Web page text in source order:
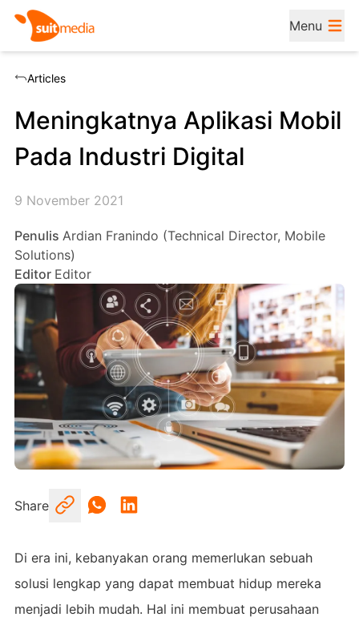
Menu
Articles
Meningkatnya Aplikasi Mobil
Pada Industri Digital
9 November 2021
Penulis Ardian Franindo (Technical Director, Mobile
Solutions)
Editor Editor
Share
Di era ini, kebanyakan orang memerlukan sebuah
solusi lengkap yang dapat membuat hidup mereka
menjadi lebih mudah. Hal ini membuat perusahaan